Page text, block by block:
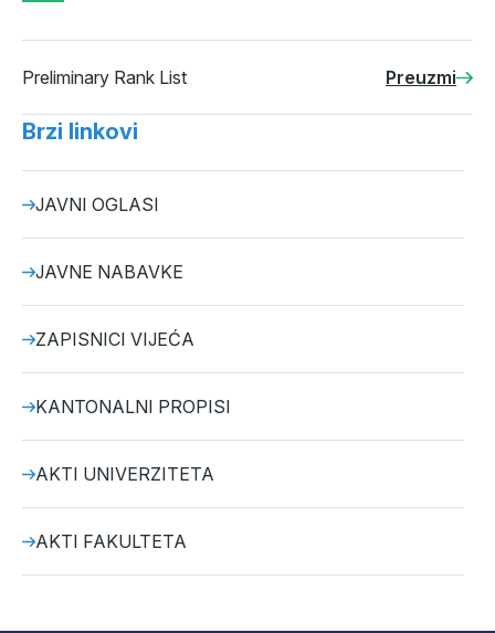
Preliminary Rank List Preuzmi
Brzi linkovi
JAVNI OGLASI
JAVNE NABAVKE
ZAPISNICI VIJEĆA
KANTONALNI PROPISI
AKTI UNIVERZITETA
AKTI FAKULTETA